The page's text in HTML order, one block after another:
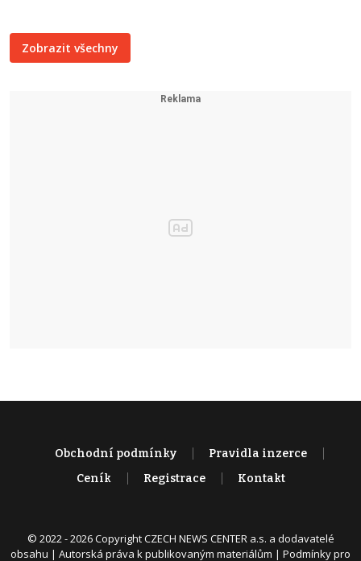
Zobrazit všechny
Obchodní podmínky
Pravidla inzerce
Ceník
Registrace Kontakt
© 2022 - 2026 Copyright CZECH NEWS CENTER a.s. a dodavatelé
obsahu | Autorská práva k publikovaným materiálům | Podmínky pro